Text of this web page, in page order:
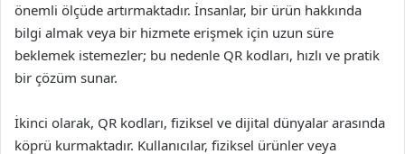
önemli ölçüde artırmaktadır. İnsanlar, bir ürün hakkında
bilgi almak veya bir hizmete erişmek için uzun süre
beklemek istemezler; bu nedenle QR kodları, hızlı ve pratik
bir çözüm sunar.
İkinci olarak, QR kodları, fiziksel ve dijital dünyalar arasında
köprü kurmaktadır. Kullanıcılar, fiziksel ürünler veya